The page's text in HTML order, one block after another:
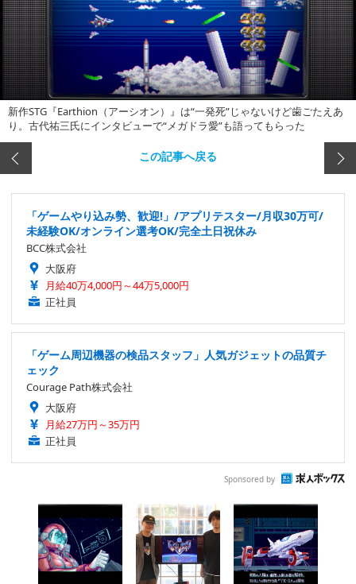
新作STG『Earthion（アーシオン）』は“一発死”じゃないけど歯ごたえあ
り。古代祐三氏にインタビューで“メガドラ愛”も語ってもらった
この記事へ戻る
「ゲームやり込み勢、歓迎!」/アプリテスター/月収30万可/
未経験OK/オンライン選考OK/完全土日祝休み
BCC株式会社
大阪府
月給40万4,000円～44万5,000円
正社員
「ゲーム周辺機器の検品スタッフ」人気ガジェットの品質チ
ェック
Courage Path株式会社
大阪府
月給27万円～35万円
正社員
Sponsored by